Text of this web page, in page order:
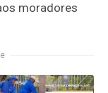
moradores